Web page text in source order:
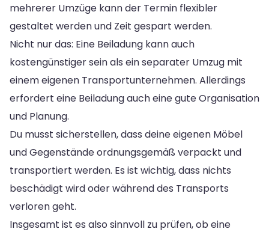
mehrerer Umzüge kann der Termin flexibler
gestaltet werden und Zeit gespart werden.
Nicht nur das: Eine Beiladung kann auch
kostengünstiger sein als ein separater Umzug mit
einem eigenen Transportunternehmen. Allerdings
erfordert eine Beiladung auch eine gute Organisation
und Planung.
Du musst sicherstellen, dass deine eigenen Möbel
und Gegenstände ordnungsgemäß verpackt und
transportiert werden. Es ist wichtig, dass nichts
beschädigt wird oder während des Transports
verloren geht.
Insgesamt ist es also sinnvoll zu prüfen, ob eine